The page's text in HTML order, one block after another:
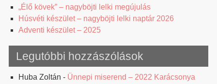
„Élő kövek” – nagyböjti lelki megújulás
Húsvéti készület – nagyböjti lelki naptár 2026
Adventi készület – 2025
Legutóbbi hozzászólások
Huba Zoltán - Ünnepi miserend – 2022 Karácsonya